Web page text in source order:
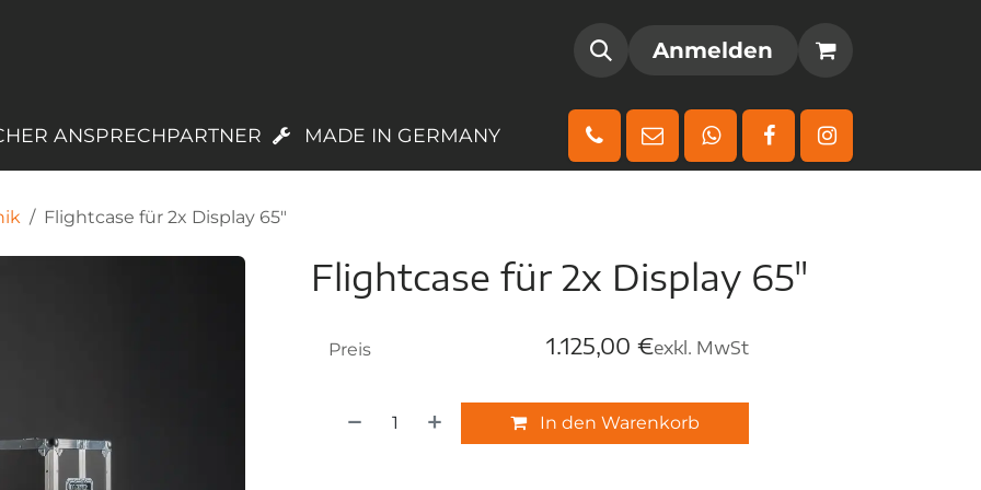
REGISTRIEREN
Anmelden
ANSPRECHPARTNER MADE IN GERMANY
Flightcase für 2x Display 65"
Flightcase für 2x Display 65"
In den Warenkorb
Preis 1.125,00 €exkl. MwSt